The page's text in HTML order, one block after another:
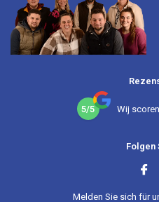
5/5 Wij
Folgen
Melden Sie sich für